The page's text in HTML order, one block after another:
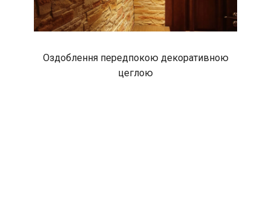
Оздоблення передпокою декоративною
цеглою